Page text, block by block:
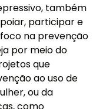
também
participar e
na prevenção
por meio do
que
ao uso de
ou da
como